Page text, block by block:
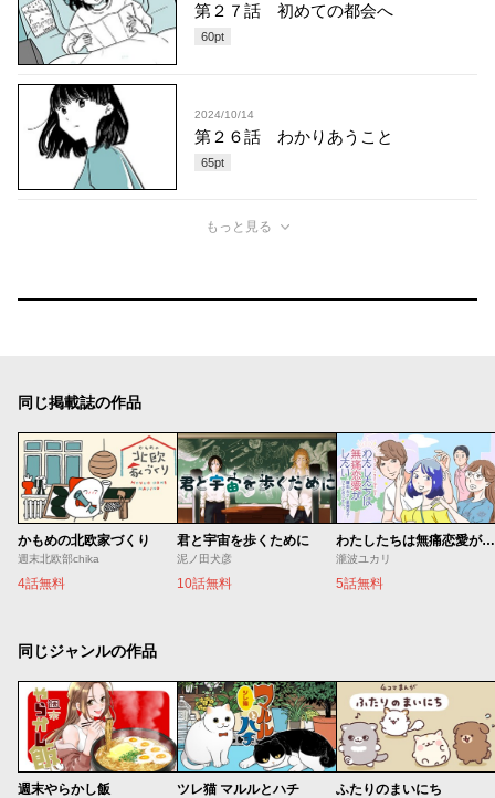
第２７話 初めての都会へ
60pt
2024/10/14
第２６話 わかりあうこと
65pt
もっと見る
同じ掲載誌の作品
かもめの北欧家づくり
週末北欧部chika
4話無料
君と宇宙を歩くために
泥ノ田犬彦
10話無料
わたしたちは無痛恋愛がしたい 〜鍵垢女子と星屑男子とフェミおじさん〜
瀧波ユカリ
5話無料
同じジャンルの作品
週末やらかし飯 ツレ猫 マルルとハチ ふたりのまいにち